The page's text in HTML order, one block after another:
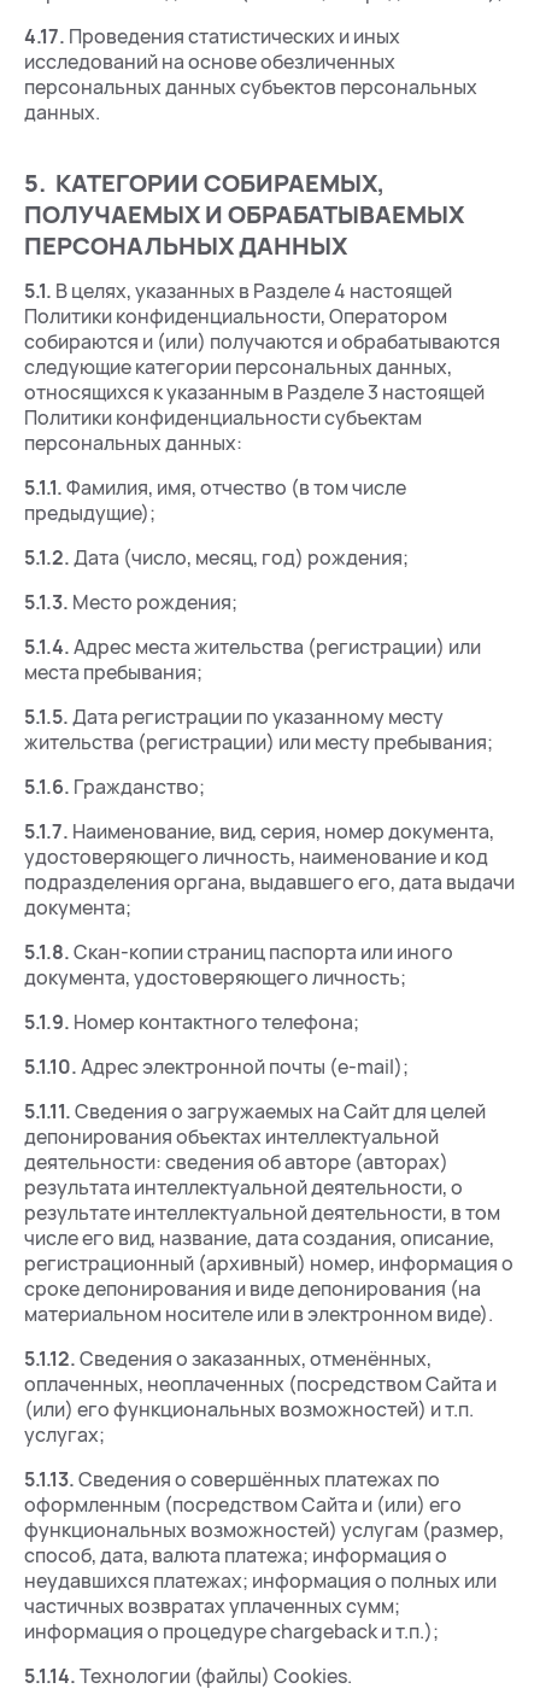
4.17. Проведения статистических и иных
исследований на основе обезличенных
персональных данных субъектов персональных
данных.
5. КАТЕГОРИИ СОБИРАЕМЫХ,
ПОЛУЧАЕМЫХ И ОБРАБАТЫВАЕМЫХ
ПЕРСОНАЛЬНЫХ ДАННЫХ
5.1. В целях, указанных в Разделе 4 настоящей
Политики конфиденциальности, Оператором
собираются и (или) получаются и обрабатываются
следующие категории персональных данных,
относящихся к указанным в Разделе 3 настоящей
Политики конфиденциальности субъектам
персональных данных:
5.1.1.Фамилия, имя, отчество (в том числе
предыдущие);
5.1.2.Дата (число, месяц, год) рождения;
5.1.3. Место рождения;
5.1.4.Адрес места жительства (регистрации) или
места пребывания;
5.1.5.Дата регистрации по указанному месту
жительства (регистрации) или месту пребывания;
5.1.6. Гражданство;
5.1.7. Наименование, вид, серия, номер документа,
удостоверяющего личность, наименование и код
подразделения органа, выдавшего его, дата выдачи
документа;
5.1.8.Скан-копии страниц паспорта или иного
документа, удостоверяющего личность;
5.1.9. Номер контактного телефона;
5.1.10.Адрес электронной почты (e-mail);
5.1.11.Сведения о загружаемых на Сайт для целей
депонирования объектах интеллектуальной
деятельности: сведения об авторе (авторах)
результата интеллектуальной деятельности, о
результате интеллектуальной деятельности, в том
числе его вид, название, дата создания, описание,
регистрационный (архивный) номер, информация о
сроке депонирования и виде депонирования (на
материальном носителе или в электронном виде).
5.1.12.Сведения о заказанных, отменённых,
оплаченных, неоплаченных (посредством Сайта и
(или) его функциональных возможностей) и т.п.
услугах;
5.1.13.Сведения о совершённых платежах по
оформленным (посредством Сайта и (или) его
функциональных возможностей) услугам (размер,
способ, дата, валюта платежа; информация о
неудавшихся платежах; информация о полных или
частичных возвратах уплаченных сумм;
информация о процедуре chargeback и т.п.);
5.1.14.Технологии (файлы) Cookies.